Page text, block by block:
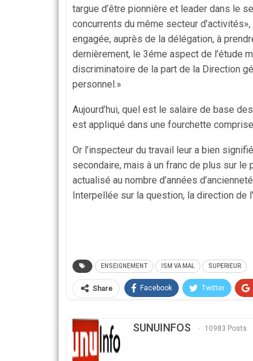
targue d’être pionnière et leader dans le
concurrents du même secteur
engagée, auprès de la délégation, à
dernièrement, le 3éme aspect de l’étude
discriminatoire de la part de la Direction
personnel.»
Aujourd’hui, quel est le salaire de base
est appliqué dans une fourchette
Or l’inspecteur du travail leur a bien
secondaire, mais à un franc de plus sur
actualisé au nombre d’années
Interpellée sur la question, la direction de
ENSEIGNEMENT ISM VA MAL SUPERIEUR
Share Facebook Twitter
SUNUINFOS 10983 Posts